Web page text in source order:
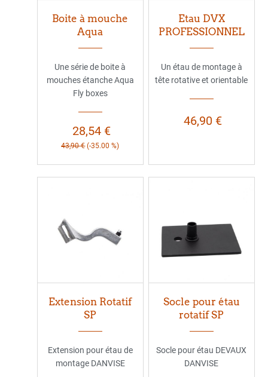
Boite à mouche
Aqua
Une série de boite à
mouches étanche Aqua
Fly boxes
28,54 €
43,90 € (-35.00 %)
Etau DVX
PROFESSIONNEL
Un étau de montage à
tête rotative et orientable
46,90 €
Extension Rotatif
SP
Extension pour étau de
montage DANVISE
Socle pour étau
rotatif SP
Socle pour étau DEVAUX
DANVISE